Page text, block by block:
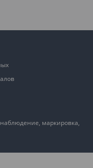
маркировка,